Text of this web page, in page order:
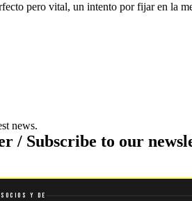
pero vital, un intento por fijar en la
news.
/ Subscribe to our
y de